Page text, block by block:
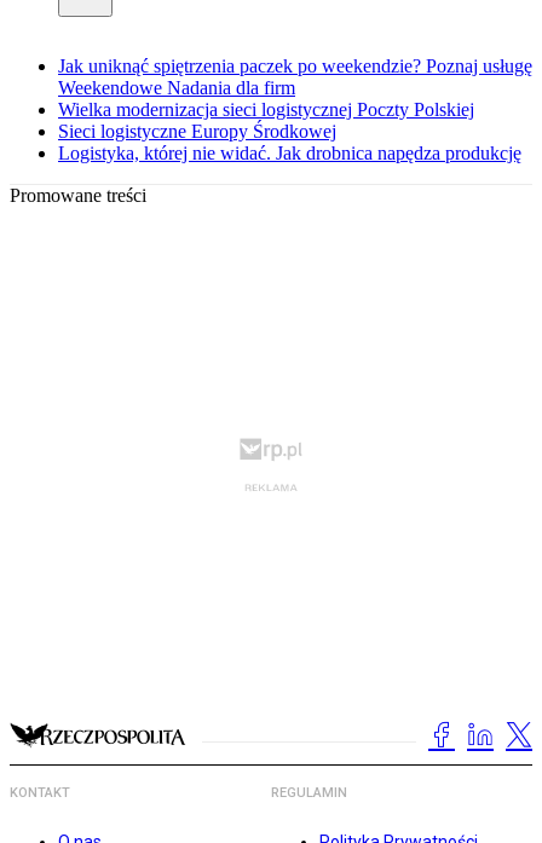
Jak uniknąć spiętrzenia paczek po weekendzie? Poznaj usługę
Weekendowe Nadania dla firm
Wielka modernizacja sieci logistycznej Poczty Polskiej
Sieci logistyczne Europy Środkowej
Logistyka, której nie widać. Jak drobnica napędza produkcję
Promowane treści
KONTAKT REGULAMIN